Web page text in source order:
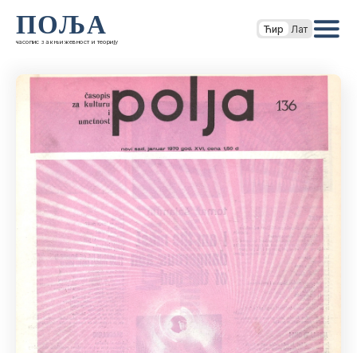
ПОЉА
часопис за књижевност и теорију
Ћир Лат